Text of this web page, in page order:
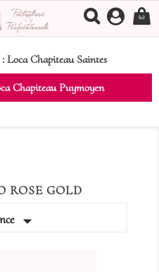
Loca Chapiteau Saintes
Chapiteau Puymoyen
(0)
ROSE GOLD
